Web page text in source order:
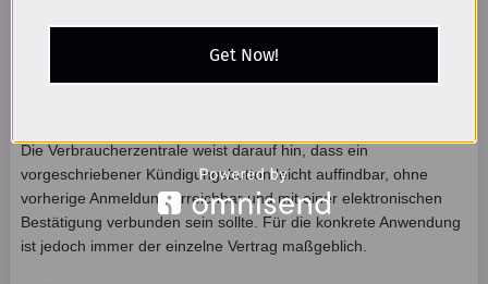
Welche Fälle sind von einer Erstattung ausgeschlossen?
Wird eine bereits genutzte Laufzeit anteilig berücksichtigt?
Welche Frist gilt für eine Rückzahlung?
Die Verbraucherzentrale weist darauf hin, dass ein
vorgeschriebener Kündigungsbutton leicht auffindbar, ohne
vorherige Anmeldung erreichbar und mit einer elektronischen
Bestätigung verbunden sein sollte. Für die konkrete Anwendung
ist jedoch immer der einzelne Vertrag maßgeblich.
Get Now!